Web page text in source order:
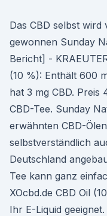
Das CBD selbst
gewonnen Sunday
Bericht] -
(10 %): Enthält 600
hat 3 mg CBD. Preis
CBD-Tee. Sunday
erwähnten CBD-
selbstverständlich
Deutschland
Tee kann ganz
XOcbd.de CBD Oil
Ihr E-Liquid geeignet.